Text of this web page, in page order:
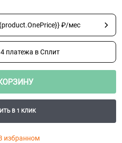
₽/мес
4 платежа в Сплит
В 1 КЛИК
избранном